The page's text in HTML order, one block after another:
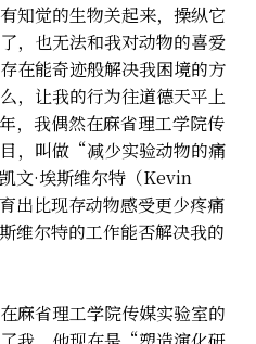
知觉的生物关起来，操纵它
，也无法和我对动物的喜爱
在能奇迹般解决我困境的方
，让我的行为往道德天平上
，我偶然在麻省理工学院传
，叫做“减少实验动物的痛
文·埃斯维尔特（Kevin
出比现存动物感受更少疼痛
维尔特的工作能否解决我的
麻省理工学院传媒实验室的